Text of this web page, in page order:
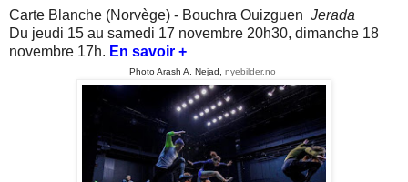
Carte Blanche (Norvège) - Bouchra Ouizguen Jerada
Du jeudi 15 au samedi 17 novembre 20h30, dimanche 18
novembre 17h. En savoir +
Photo Arash A. Nejad, nyebilder.no